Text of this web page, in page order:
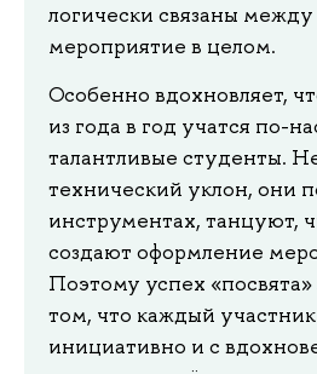
логически связаны
мероприятие в целом.
Особенно вдохновляет,
из года в год учатся по-
талантливые студенты.
технический уклон, они
инструментах, танцуют,
создают оформление
Поэтому успех «посвята»
том, что каждый
инициативно и с